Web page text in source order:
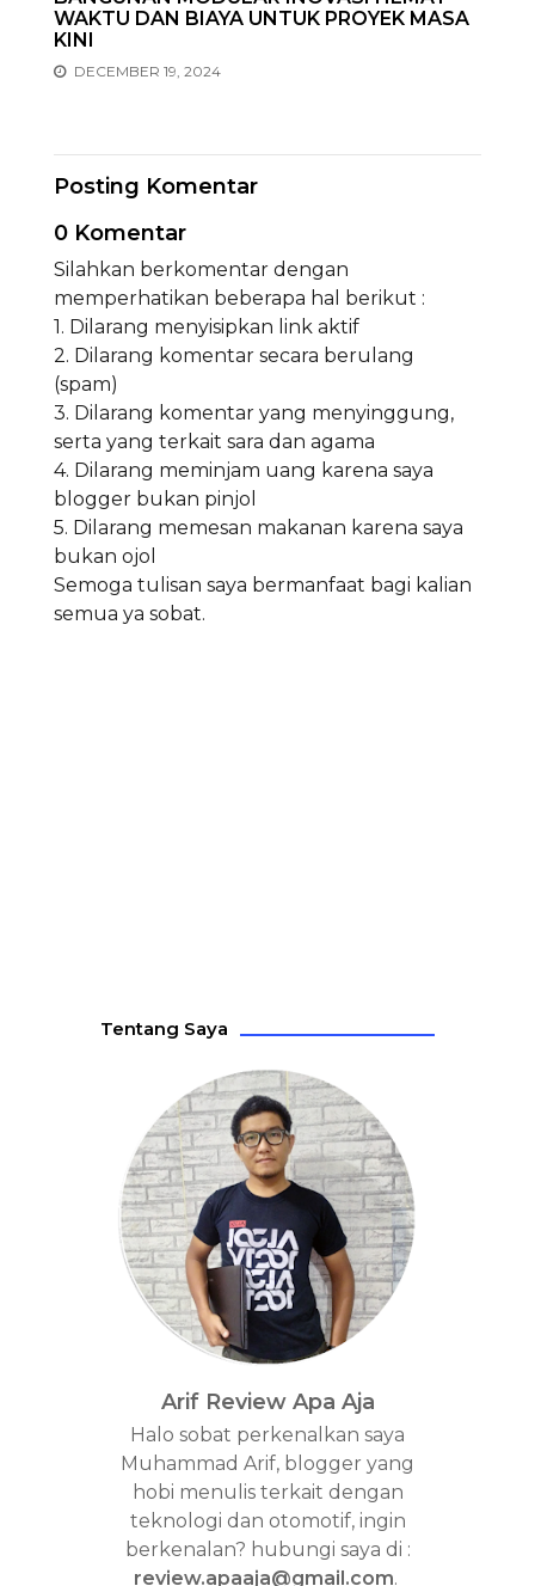
WAKTU DAN BIAYA UNTUK PROYEK MASA
KINI
DECEMBER 19, 2024
Posting Komentar
0 Komentar
Silahkan berkomentar dengan
memperhatikan beberapa hal berikut :
1. Dilarang menyisipkan link aktif
2. Dilarang komentar secara berulang
(spam)
3. Dilarang komentar yang menyinggung,
serta yang terkait sara dan agama
4. Dilarang meminjam uang karena saya
blogger bukan pinjol
5. Dilarang memesan makanan karena saya
bukan ojol
Semoga tulisan saya bermanfaat bagi kalian
semua ya sobat.
Tentang Saya
Arif Review Apa Aja
Halo sobat perkenalkan saya
Muhammad Arif, blogger yang
hobi menulis terkait dengan
teknologi dan otomotif, ingin
berkenalan? hubungi saya di :
review.apaaja@gmail.com.